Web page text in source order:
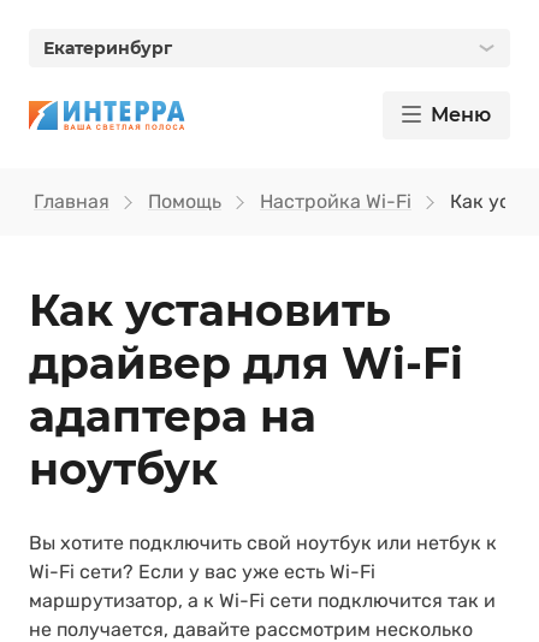
Екатеринбург
Меню
Главная Помощь Настройка Wi-Fi Как
Как установить
драйвер для Wi‑Fi
адаптера на
ноутбук
Вы хотите подключить свой ноутбук или нетбук к
Wi-Fi сети? Если у вас уже есть Wi-Fi
маршрутизатор, а к Wi-Fi сети подключится так и
не получается, давайте рассмотрим несколько